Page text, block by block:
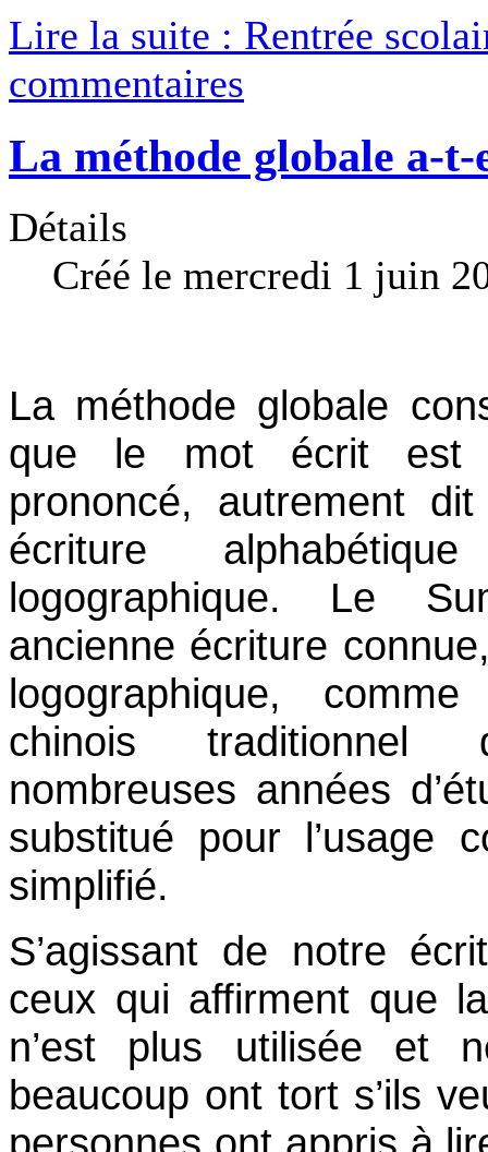
Lire la suite : Rentrée
commentaires
La méthode globale a-
Détails
Créé le mercredi 1 juin
La méthode globale
que le mot écrit est
prononcé, autrement
écriture
logographique. Le
ancienne écriture
logographique,
chinois
nombreuses années
substitué pour l’usage
simplifié.
S’agissant de notre
ceux qui affirment que
n’est plus utilisée et
beaucoup ont tort s’ils